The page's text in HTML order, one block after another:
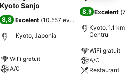
Kyoto Sanjo
8,8 Excelent (10.557 evaluări
Kyoto, Japonia
WiFi gratuit
A/C
8,9 Excelent (
Kyoto, 1.1
Centru
WiFi gratuit
A/C
Restaurant